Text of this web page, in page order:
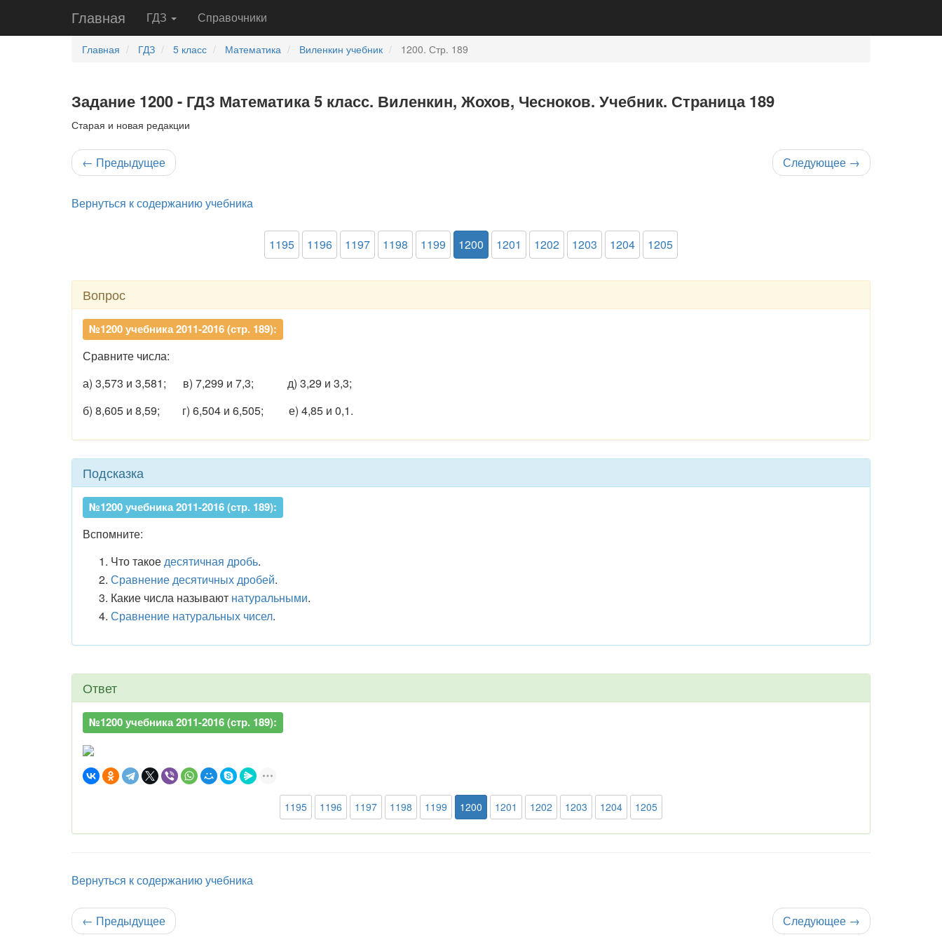
Главная ГДЗ Справочники
Главная ГДЗ 5 класс Математика Виленкин учебник 1200. Стр. 189
Задание 1200 - ГДЗ Математика 5 класс. Виленкин, Жохов, Чесноков. Учебник. Страница 189
Старая и новая редакции
← Предыдущее Следующее →
Вернуться к содержанию учебника
1195 1196 1197 1198 1199 1200 1201 1202 1203 1204 1205
Вопрос
№1200 учебника 2011-2016 (стр. 189):
Сравните числа:
а) 3,573 и 3,581; в) 7,299 и 7,3; д) 3,29 и 3,3;
б) 8,605 и 8,59; г) 6,504 и 6,505; е) 4,85 и 0,1.
Подсказка
№1200 учебника 2011-2016 (стр. 189):
Вспомните:
Что такоедесятичная дробь.
Сравнение десятичных дробей.
Какие числа называют натуральными.
Сравнение натуральных чисел.
Ответ
№1200 учебника 2011-2016 (стр. 189):
1195 1196 1197 1198 1199 1200 1201 1202 1203 1204 1205
Вернуться к содержанию учебника
← Предыдущее Следующее →